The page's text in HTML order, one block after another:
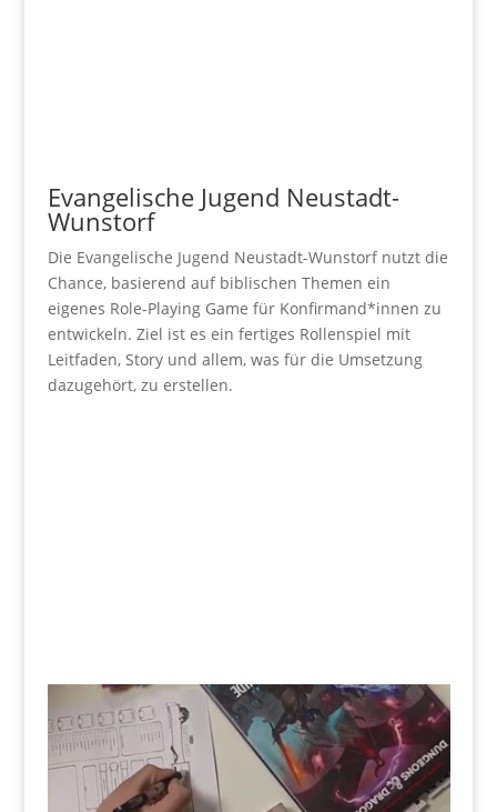
Evangelische Jugend Neustadt-
Wunstorf
Die Evangelische Jugend Neustadt-Wunstorf nutzt die
Chance, basierend auf biblischen Themen ein
eigenes Role-Playing Game für Konfirmand*innen zu
entwickeln. Ziel ist es ein fertiges Rollenspiel mit
Leitfaden, Story und allem, was für die Umsetzung
dazugehört, zu erstellen.